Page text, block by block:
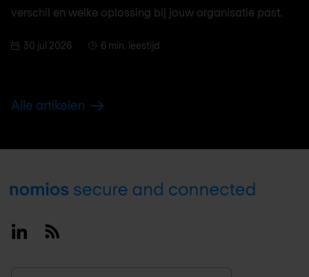
verschil en welke oplossing bij jouw organisatie past.
30 jul 2026 6 min. leestijd
Alle artikelen
Footer
LinkedinRSS